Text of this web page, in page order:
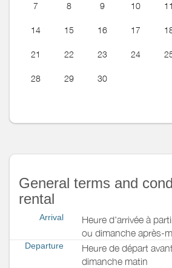
7 8 9 10 11
14 15 16 17
21 22 23 24
28 29 30
General terms and
rental
Arrival
Heure d'arrivée à
ou dimanche après-
Departure
Heure de départ
dimanche matin